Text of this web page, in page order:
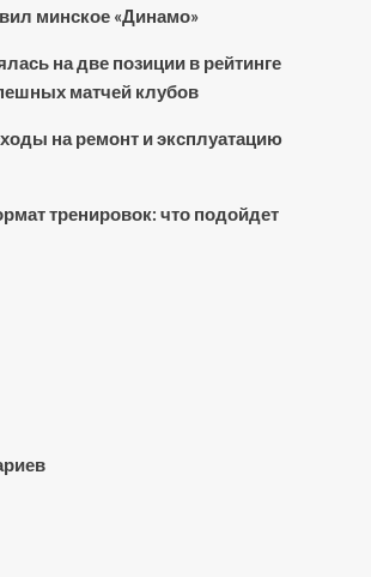
минское «Динамо»
на две позиции в рейтинге
матчей клубов
на ремонт и эксплуатацию
тренировок: что подойдет